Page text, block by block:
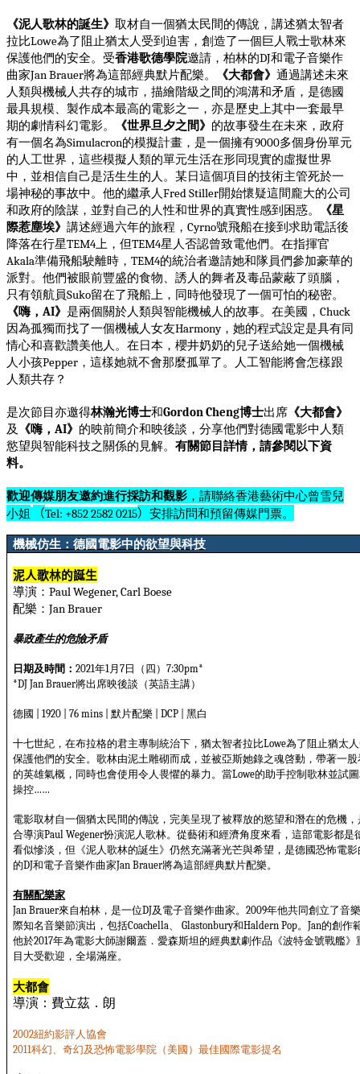
《泥人歌林的誕生》 取材自一個猶太民間的傳說，講述猶太智者
拉比Lowe為了阻止猶太人受到迫害，創造了一個巨人戰士歌林來
保護他們的安全。受香港歌德學院邀請，柏林的DJ和電子音樂作
曲家Jan Brauer將為這部經典默片配樂。 《大都會》 通過講述未來
人類與機械人共存的城市，描繪階級之間的鴻溝和矛盾，是德國
最具規模、製作成本最高的電影之一，亦是歷史上其中一套最早
期的劇情科幻電影。
《世界旦夕之間》 的故事發生在未來，政府
有一個名為Simulacron的模擬計畫，是一個擁有9000多個身份單元
的人工世界，這些模擬人類的單元生活在形同現實的虛擬世界
中，並相信自己是活生生的人。某日這個項目的技術主管死於一
場神秘的事故中。他的繼承人Fred Stiller開始懷疑這間龐大的公司
和政府的陰謀，並對自己的人性和世界的真實性感到困惑。
《星
際惹塵埃》 講述經過六年的旅程， Cyrno號飛船在接到求助電話後
降落在行星TEM4上，但TEM4星人否認曾致電他們。在指揮官
Akala準備飛船駛離時， TEM4的統治者邀請她和隊員們參加豪華的
派對。他們被眼前豐盛的食物、誘人的舞者及毒品蒙蔽了頭腦，
只有領航員Suko留在了飛船上，同時他發現了一個可怕的秘密。
《嗨， AI》 是兩個關於人類與智能機械人的故事。在美國， Chuck
因為孤獨而找了一個機械人女友Harmony，她的程式設定是具有同
情心和喜歡讚美他人。在日本，櫻井奶奶的兒子送給她一個機械
人小孩Pepper ，這樣她就不會那麼孤單了。人工智能將會怎樣跟
人類共存？
是次節目亦邀得林瀚光博士和Gordon Cheng博士出席 《大都會》
及 《嗨， AI》 的映前簡介和映後談，分享他們對德國電影中人類
慾望與智能科技之關係的見解。 有關節目詳情，請參閱以下資
料。
歡迎傳媒朋友邀約進行採訪和觀影 ，請聯絡香港藝術中心曾雪兒
小姐
（Tel: +852 2582 0215） 安排訪問和預留傳媒門票。
機械仿生：德國電影中的欲望與科技
泥人歌林的誕生
導演：Paul Wegener, Carl Boese
配樂：Jan Brauer
暴政產生的危險矛盾
日期及時間：2021年1月7日（四）7:30pm*
*DJ Jan Brauer將出席映後談（英語主講）
德國 | 1920 | 76 mins |默片配樂 | DCP |黑白
十七世紀，在布拉格的君主專制統治下，猶太智者拉比Lowe為了阻止猶太
保護他們的安全。歌林由泥土雕砌而成，並被亞斯她錄之魂啓動，帶著一
的英雄氣概，同時也會使用令人畏懼的暴力。當Lowe的助手控制歌林並試
操控……
電影取材自一個猶太民間的傳說，完美呈現了被釋放的慾望和潛在的危機
合導演Paul Wegener扮演泥人歌林。從藝術和經濟角度來看，這部電影都
看似慘淡，但《泥人歌林的誕生》仍然充滿著光芒與希望，是德國恐怖電
的DJ和電子音樂作曲家Jan Brauer將為這部經典默片配樂。
有關配樂家
Jan Brauer來自柏林，是一位DJ及電子音樂作曲家。2009年他共同創立了音
際知名音樂節演出，包括Coachella、 Glastonbury和Haldern Pop。Jan的創作
他於2017年為電影大師謝爾蓋．愛森斯坦的經典默劇作品《波特金號戰艦
目大受歡迎，全場滿座。
大都會
導演：費立茲．朗
2002紐約影評人協會
2011科幻、奇幻及恐怖電影學院（美國）最佳國際電影提名